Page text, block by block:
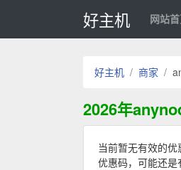
好主机 网站
好主机 商家
2026年
当前暂无有效的
优惠码，可能还是